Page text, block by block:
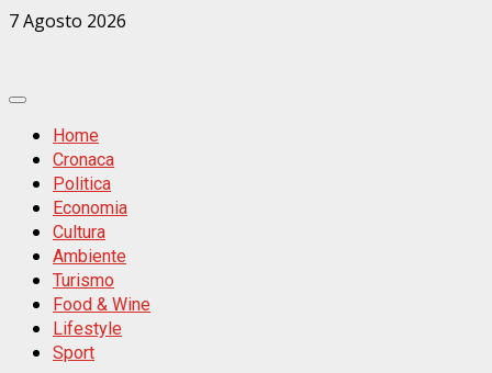
Zum
7 Agosto 2026
Primäres
MenüHome
Cronaca
Politica
Economia
Cultura
Ambiente
Turismo
Food & Wine
Lifestyle
Sport